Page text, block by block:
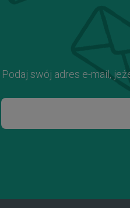
Podaj swój adres e-mail,